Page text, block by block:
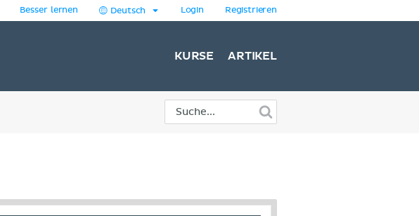
Besser lernen Deutsch Login Registrieren
KURSE ARTIKEL